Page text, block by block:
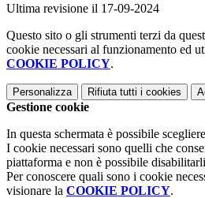
Ultima revisione il 17-09-2024
Questo sito o gli strumenti terzi da
cookie necessari al funzionamento ed
COOKIE POLICY.
Personalizza Rifiuta tutti i cookies
Gestione cookie
In questa schermata è possibile
I cookie necessari sono quelli che
piattaforma e non è possibile
Per conoscere quali sono i cookie
visionare la COOKIE POLICY.